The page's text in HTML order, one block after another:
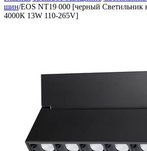
шин/EOS NT19 000 [черный Светильник
4000К 13W 110-265V]